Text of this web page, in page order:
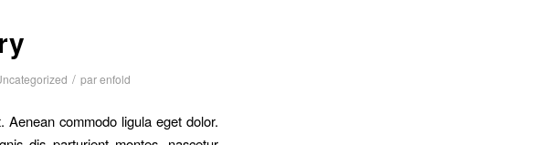
/ parenfold
commodo ligula eget dolor.